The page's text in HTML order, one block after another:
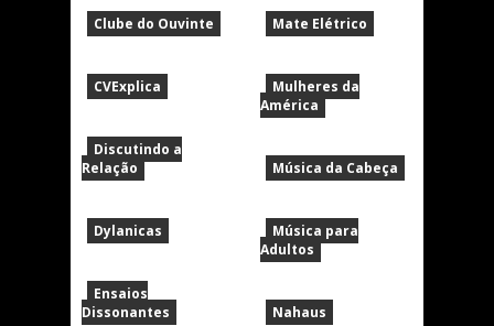
Clube do Ouvinte
CVExplica
Discutindo a
Relação
Dylanicas
Ensaios
Dissonantes
Mate Elétrico
Mulheres da
América
Música da Cabeça
Música para
Adultos
Nahaus